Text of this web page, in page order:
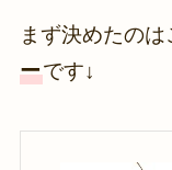
まず決めたの
ーです↓